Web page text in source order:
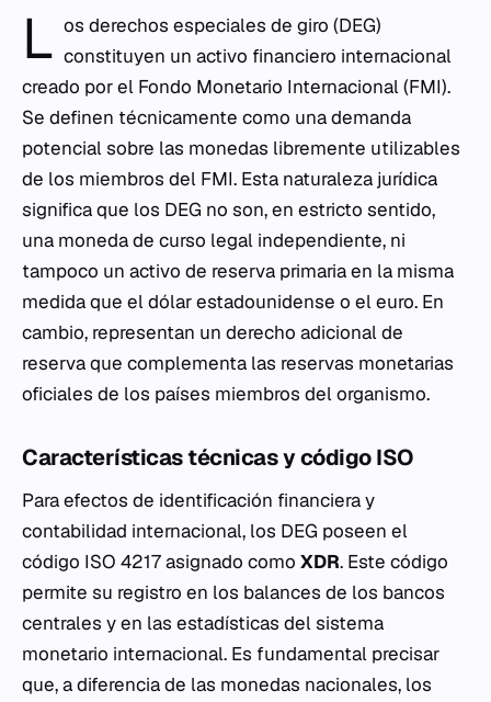
L os derechos especiales de giro (DEG)
constituyen un activo financiero internacional
creado por el Fondo Monetario Internacional (FMI).
Se definen técnicamente como una demanda
potencial sobre las monedas libremente utilizables
de los miembros del FMI. Esta naturaleza jurídica
significa que los DEG no son, en estricto sentido,
una moneda de curso legal independiente, ni
tampoco un activo de reserva primaria en la misma
medida que el dólar estadounidense o el euro. En
cambio, representan un derecho adicional de
reserva que complementa las reservas monetarias
oficiales de los países miembros del organismo.
Características técnicas y código ISO
Para efectos de identificación financiera y
contabilidad internacional, los DEG poseen el
código ISO 4217 asignado como XDR. Este código
permite su registro en los balances de los bancos
centrales y en las estadísticas del sistema
monetario internacional. Es fundamental precisar
que, a diferencia de las monedas nacionales, los